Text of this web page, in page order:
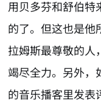
用贝多芬和舒伯特
的了。但这也是他
拉姆斯最尊敬的人
竭尽全力。另外，
的音乐播客里发表